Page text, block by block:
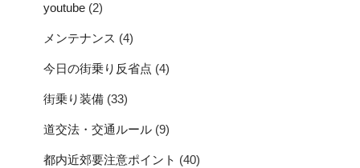
youtube (2)
メンテナンス (4)
今日の街乗り反省点 (4)
街乗り装備 (33)
道交法・交通ルール (9)
都内近郊要注意ポイント (40)